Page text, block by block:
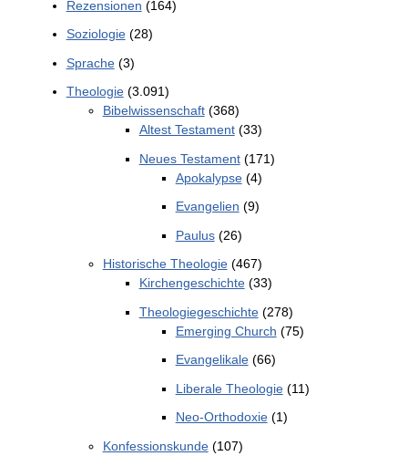
Rezensionen (164)
Soziologie(28)
Sprache(3)
Theologie(3.091)
Bibelwissenschaft(368)
Altest Testament(33)
Neues Testament(171)
Apokalypse(4)
Evangelien (9)
Paulus(26)
Historische Theologie(467)
Kirchengeschichte(33)
Theologiegeschichte(278)
Emerging Church (75)
Evangelikale(66)
Liberale Theologie(11)
Neo-Orthodoxie(1)
Konfessionskunde(107)